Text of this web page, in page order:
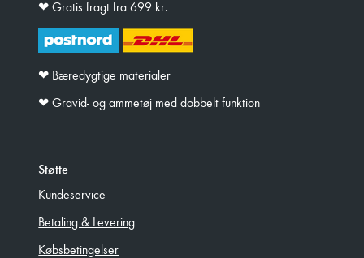
❤︎ Gratis fragt fra 699 kr.
❤︎ Bæredygtige materialer
❤︎ Gravid- og ammetøj med dobbelt funktion
Støtte
Kundeservice
Betaling & Levering
Købsbetingelser